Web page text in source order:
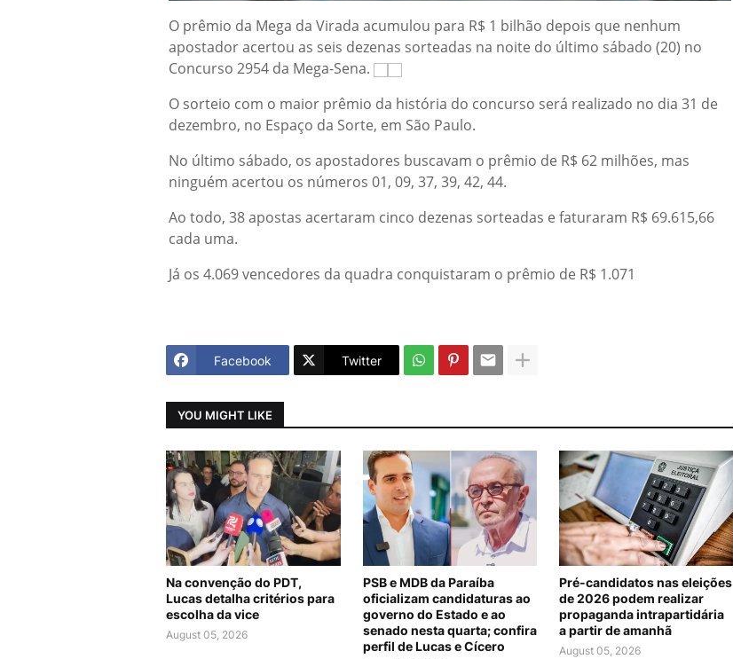
O prêmio da Mega da Virada acumulou para R$ 1 bilhão depois que nenhum
apostador acertou as seis dezenas sorteadas na noite do último sábado (20) no
Concurso 2954 da Mega-Sena.
O sorteio com o maior prêmio da história do concurso será realizado no dia 31 de
dezembro, no Espaço da Sorte, em São Paulo.
No último sábado, os apostadores buscavam o prêmio de R$ 62 milhões, mas
ninguém acertou os números 01, 09, 37, 39, 42, 44.
Ao todo, 38 apostas acertaram cinco dezenas sorteadas e faturaram R$ 69.615,66
cada uma.
Já os 4.069 vencedores da quadra conquistaram o prêmio de R$ 1.071
Facebook Twitter
YOU MIGHT LIKE
Na convenção do PDT,
Lucas detalha critérios para
escolha da vice
August 05, 2026
PSB e MDB da Paraíba
oficializam candidaturas ao
governo do Estado e ao
senado nesta quarta; confira
perfil de Lucas e Cícero
Pré-candidatos nas eleições
de 2026 podem realizar
propaganda intrapartidária
a partir de amanhã
August 05, 2026